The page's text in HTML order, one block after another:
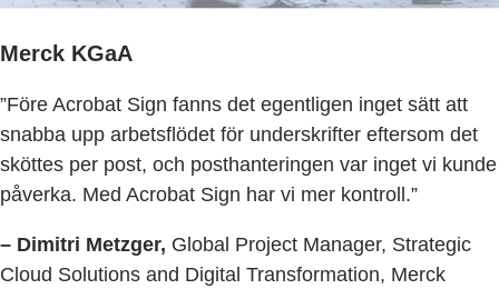
Merck KGaA
”Före Acrobat Sign fanns det egentligen inget sätt att
snabba upp arbetsflödet för underskrifter eftersom det
sköttes per post, och posthanteringen var inget vi kunde
påverka. Med Acrobat Sign har vi mer kontroll.”
– Dimitri Metzger, Global Project Manager, Strategic
Cloud Solutions and Digital Transformation, Merck